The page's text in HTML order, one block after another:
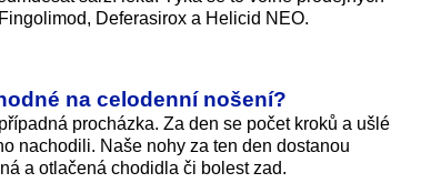
Deferasirox a Helicid NEO.
na celodenní nošení?
procházka. Za den se počet kroků a ušlé
nachodili. Naše nohy za ten den dostanou
a otlačená chodidla či bolest zad.